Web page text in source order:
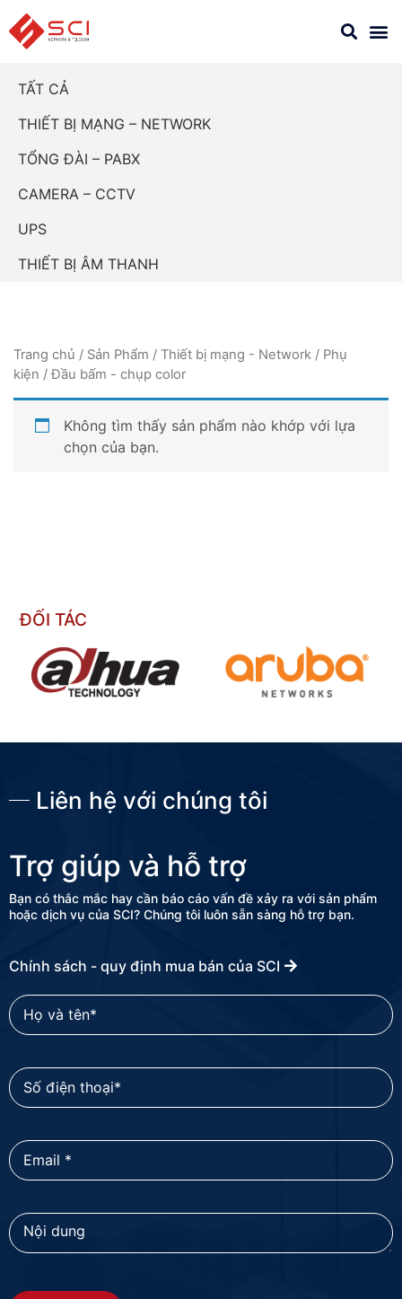
TẤT CẢ
THIẾT BỊ MẠNG – NETWORK
TỔNG ĐÀI – PABX
CAMERA – CCTV
UPS
THIẾT BỊ ÂM THANH
Trang chủ / Sản Phẩm / Thiết bị mạng - Network / Phụ
kiện / Đầu bấm - chụp color
Không tìm thấy sản phẩm nào khớp với lựa
chọn của bạn.
ĐỐI TÁC
Contact us now
Liên hệ với chúng tôi
Trợ giúp và hỗ trợ
Bạn có thắc mắc hay cần báo cáo vấn đề xảy ra với sản phẩm
hoặc dịch vụ của SCI? Chúng tôi luôn sẵn sàng hỗ trợ bạn.
Chính sách - quy định mua bán của SCI